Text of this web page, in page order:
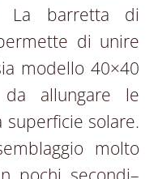
La barretta di
di unire
modello 40×40
allungare le
solare.
molto